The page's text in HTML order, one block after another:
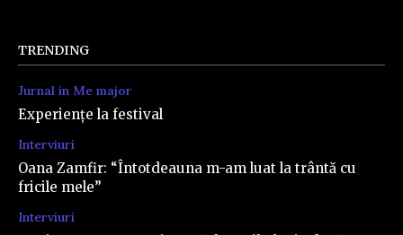
TRENDING
Jurnal in Me major
Experiențe la festival
Interviuri
Oana Zamfir: “Întotdeauna m-am luat la trântă cu
fricile mele”
Interviuri